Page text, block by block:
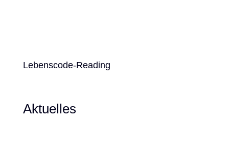
Lebenscode-Reading
Aktuelles